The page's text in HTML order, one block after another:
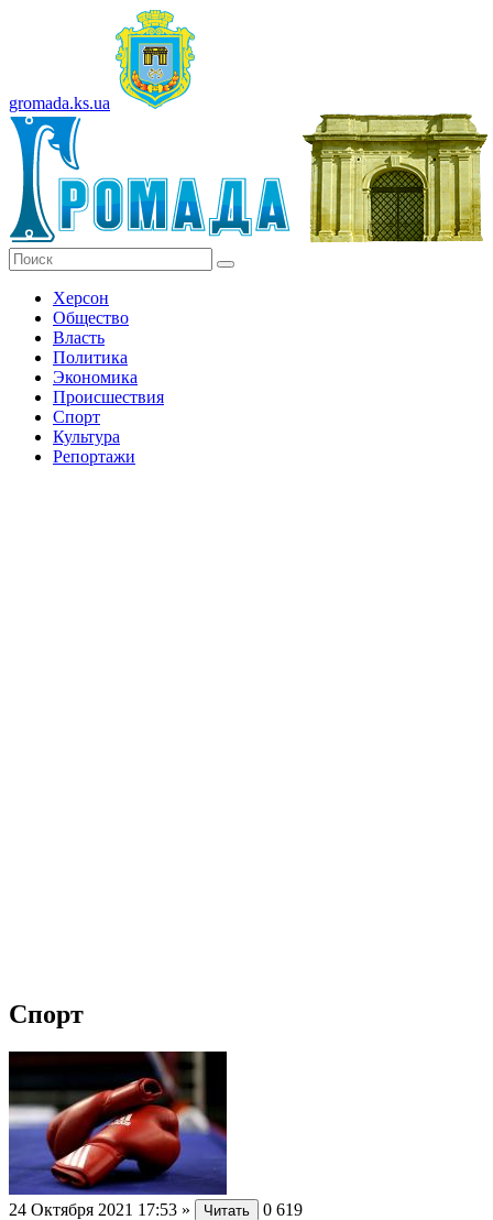
gromada.ks.ua
Херсон
Общество
Власть
Политика
Экономика
Происшествия
Спорт
Культура
Репортажи
Спорт
24 Октября 2021 17:53 » Читать 0 619